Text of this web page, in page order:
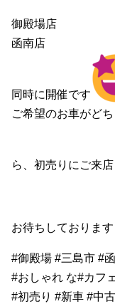
御殿場店
函南店
同時に開催です
ご希望のお車がど
ら、初売りにご来
お待ちしております
#御殿場 #三島市 #
#おしゃれ な#カフ
#初売り #新車 #中